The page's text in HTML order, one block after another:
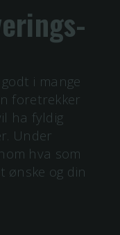
i mange
foretrekker
ha fyldig
Under
hva som
ønske og din